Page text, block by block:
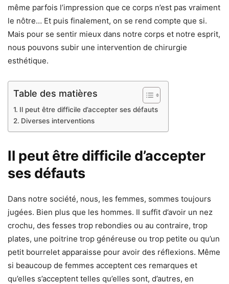
même parfois l’impression que ce corps n’est pas vraiment
le nôtre… Et puis finalement, on se rend compte que si.
Mais pour se sentir mieux dans notre corps et notre esprit,
nous pouvons subir une intervention de chirurgie
esthétique.
Table des matières
Il peut être difficile d’accepter ses défauts
Diverses interventions
Il peut être difficile d’accepter
ses défauts
Dans notre société, nous, les femmes, sommes toujours
jugées. Bien plus que les hommes. Il suffit d’avoir un nez
crochu, des fesses trop rebondies ou au contraire, trop
plates, une poitrine trop généreuse ou trop petite ou qu’un
petit bourrelet apparaisse pour avoir des réflexions. Même
si beaucoup de femmes acceptent ces remarques et
qu’elles s’acceptent telles qu’elles sont, d’autres, en